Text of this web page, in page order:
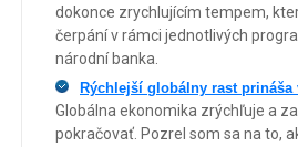
dokonce zrychlujícím tempem,
čerpání v rámci jednotlivých
národní banka.
Rýchlejší globálny rast
Globálna ekonomika zrýchľuje a
pokračovať. Pozrel som sa na to,